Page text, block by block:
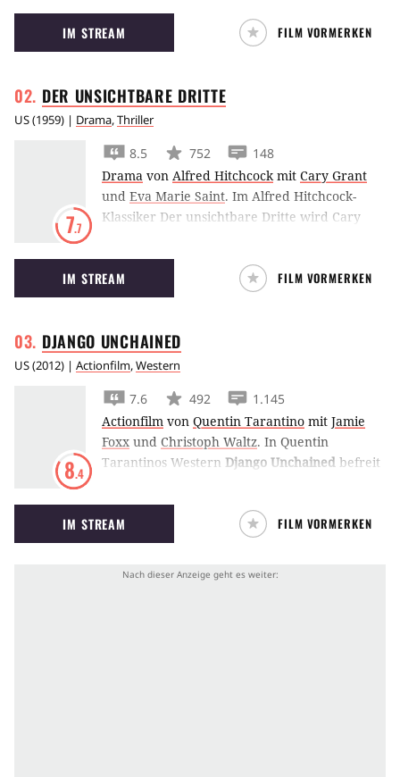
Gotham City ins Chaos zu stürzen und Batmans
Pläne zu vereiteln.
IM STREAM FILM VORMERKEN
DER UNSICHTBARE DRITTE
US(1959) | Drama,Thriller
7.7
8.5 752
148
Drama von Alfred Hitchcockmit Cary Grant
und Eva Marie Saint. Im Alfred Hitchcock-
Klassiker Der unsichtbare Dritte wird Cary
sondern bald auch für einen Mörder. Dies
zwingt ihn zu einer abenteuerlichen Odyssee
quer durch die USA.
IM STREAM FILM VORMERKEN
DJANGO UNCHAINED
US(2012) | Actionfilm,Western
8.4
7.6 492
1.145
Actionfilm von Quentin Tarantino mit Jamie
Foxx und Christoph Waltz. In Quentin
Tarantinos Western Django Unchained befreit
Oberfiesling Leonardo DiCaprio einen Besuch
abzustatten.
IM STREAM FILM VORMERKEN